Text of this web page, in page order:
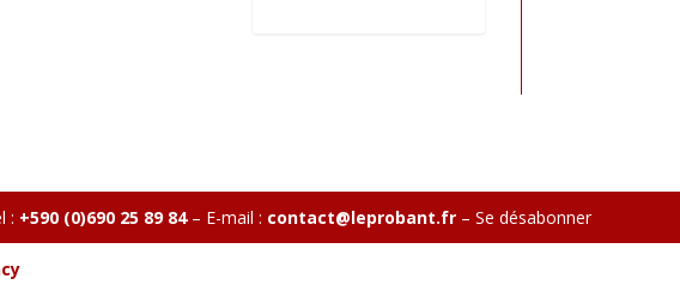
: +590 (0)690 25 89 84– E-mail : contact@leprobant.fr– Se désabonner